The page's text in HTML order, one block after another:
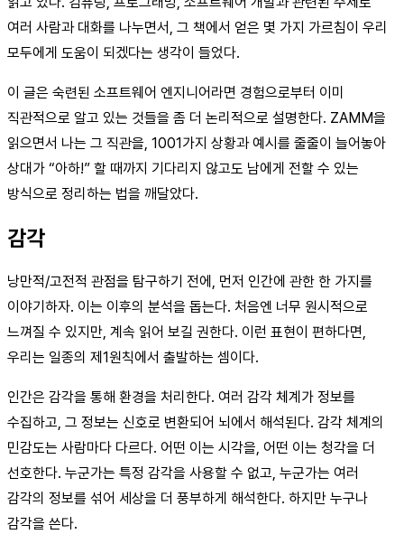
여러 사람과 대화를 나누면서, 그 책에서 얻은 몇 가지 가르침이 우리
모두에게 도움이 되겠다는 생각이 들었다.
이 글은 숙련된 소프트웨어 엔지니어라면 경험으로부터 이미
직관적으로 알고 있는 것들을 좀 더 논리적으로 설명한다. ZAMM을
읽으면서 나는 그 직관을, 1001가지 상황과 예시를 줄줄이 늘어놓아
상대가 “아하!” 할 때까지 기다리지 않고도 남에게 전할 수 있는
방식으로 정리하는 법을 깨달았다.
감각
낭만적/고전적 관점을 탐구하기 전에, 먼저 인간에 관한 한 가지를
이야기하자. 이는 이후의 분석을 돕는다. 처음엔 너무 원시적으로
느껴질 수 있지만, 계속 읽어 보길 권한다. 이런 표현이 편하다면,
우리는 일종의 제1원칙에서 출발하는 셈이다.
인간은 감각을 통해 환경을 처리한다. 여러 감각 체계가 정보를
수집하고, 그 정보는 신호로 변환되어 뇌에서 해석된다. 감각 체계의
민감도는 사람마다 다르다. 어떤 이는 시각을, 어떤 이는 청각을 더
선호한다. 누군가는 특정 감각을 사용할 수 없고, 누군가는 여러
감각의 정보를 섞어 세상을 더 풍부하게 해석한다. 하지만 누구나
감각을 쓴다.